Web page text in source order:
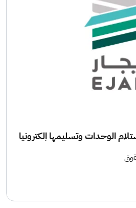
الوحدات وتسليمها إلكترونيا